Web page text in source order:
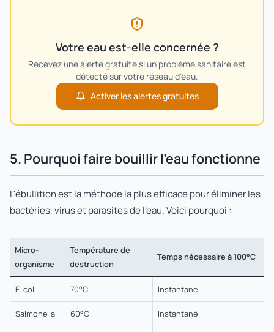
Votre eau est-elle concernée ?
Recevez une alerte gratuite si un problème sanitaire est
détecté sur votre réseau d'eau.
Activer les alertes gratuites
5. Pourquoi faire bouillir l'eau fonctionne
L'ébullition est la méthode la plus efficace pour éliminer les
bactéries, virus et parasites de l'eau. Voici pourquoi :
Micro-
organisme
Température de
destruction
Temps nécessaire à 100°C
E. coli 70°C Instantané
Salmonella 60°C Instantané